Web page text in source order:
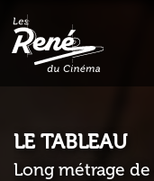
LE TABLEAU
Long métrage de